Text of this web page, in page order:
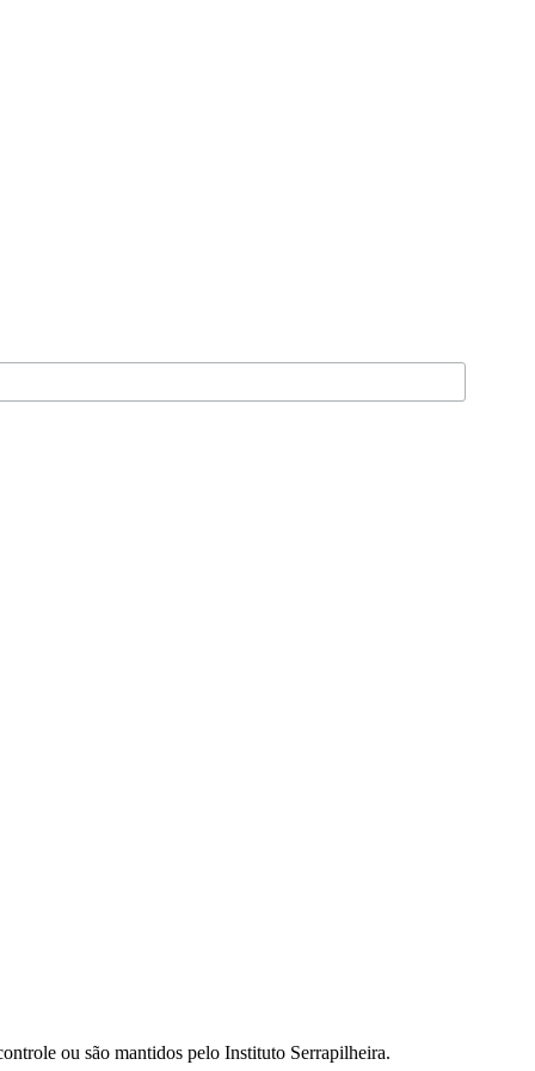
ou são mantidos pelo Instituto Serrapilheira.